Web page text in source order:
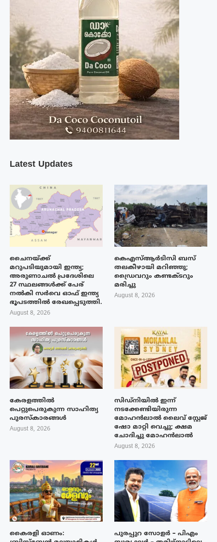
Latest Updates
ചൈനയ്ക്ക്
മറുപടിയുമായി ഇന്ത്യ;
അരുണാചൽ പ്രദേശിലെ
27 സ്ഥലങ്ങൾക്ക് പേര്
നൽകി സർവെ ഓഫ് ഇന്ത്യ
ഭൂപടത്തിൽ രേഖപ്പെടുത്തി.
August 8, 2026
കെഎസ്ആർടിസി ബസ്
തലകീഴായി മറിഞ്ഞു;
ഡ്രൈവറും കണ്ടക്ടറും
മരിച്ചു
August 8, 2026
കേരളത്തിൽ
പെറ്റുപെരുകുന്ന സാഹിത്യ
പുരസ്‌കാരങ്ങൾ
August 8, 2026
സിഡ്നിയിൽ ഇന്ന്
നടക്കേണ്ടിയിരുന്ന
മോഹൻലാൽ ലൈവ് സ്റ്റേജ്
ഷോ മാറ്റി വെച്ചു; ക്ഷമ
ചോദിച്ചു മോഹൻലാൽ
August 8, 2026
കൈരളി ഓണം:
പുരപ്പുറ സോളർ – പിഎം